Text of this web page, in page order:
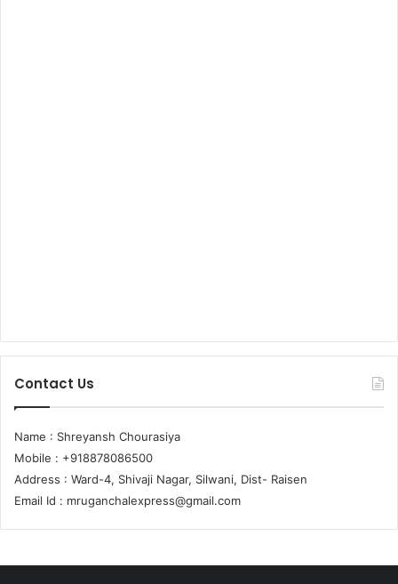
Contact Us
Name : Shreyansh Chourasiya
Mobile : +918878086500
Address : Ward-4, Shivaji Nagar, Silwani, Dist- Raisen
Email Id : mruganchalexpress@gmail.com